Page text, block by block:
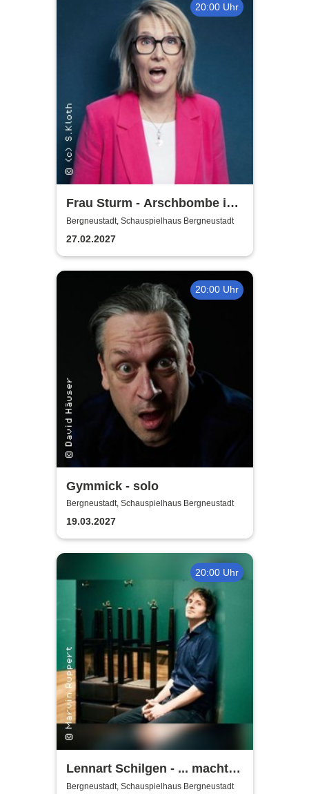
20:00 Uhr
Frau Sturm - Arschbombe ins
Leben
Bergneustadt, Schauspielhaus Bergneustadt
27.02.2027
20:00 Uhr
Gymmick - solo
Bergneustadt, Schauspielhaus Bergneustadt
19.03.2027
20:00 Uhr
Lennart Schilgen - ... macht
nichts! Lieder vom Schleifen
Bergneustadt, Schauspielhaus Bergneustadt